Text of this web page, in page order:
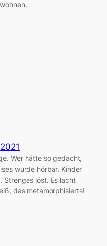
Wer hätte so gedacht,
wurde hörbar. Kinder
Strenges löst. Es lacht
das metamorphisierte!